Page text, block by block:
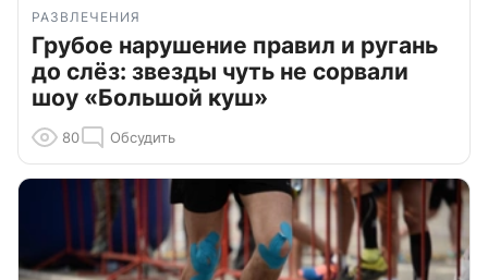
РАЗВЛЕЧЕНИЯ
Грубое нарушение правил и ругань
до слёз: звезды чуть не сорвали
шоу «Большой куш»
80 Обсудить